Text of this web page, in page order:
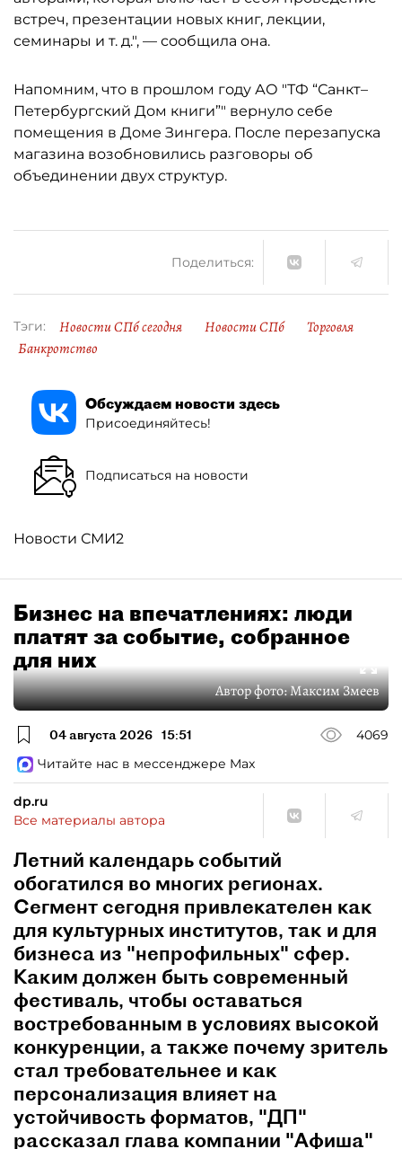
встреч, презентации новых книг, лекции,
семинары и т. д.", — сообщила она.
Напомним, что в прошлом году АО "ТФ “Санкт–
Петербургский Дом книги”" вернуло себе
помещения в Доме Зингера. После перезапуска
магазина возобновились разговоры об
объединении двух структур.
Поделиться:
Тэги: Новости СПб сегодня Новости СПб
Торговля
Банкротство
Обсуждаем новости здесь
Присоединяйтесь!
Подписаться на новости
Новости СМИ2
Бизнес на впечатлениях: люди
платят за событие, собранное
для них
Автор фото:Максим Змеев
04 августа 2026 15:51
4069
Читайте нас в мессенджере Max
dp.ru
Все материалы автора
Летний календарь событий
обогатился во многих регионах.
Сегмент сегодня привлекателен как
для культурных институтов, так и для
бизнеса из "непрофильных" сфер.
Каким должен быть современный
фестиваль, чтобы оставаться
востребованным в условиях высокой
конкуренции, а также почему зритель
стал требовательнее и как
персонализация влияет на
устойчивость форматов, "ДП"
рассказал глава компании "Афиша"